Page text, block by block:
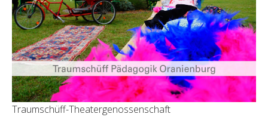
Traumschüff-Theatergenossenschaft